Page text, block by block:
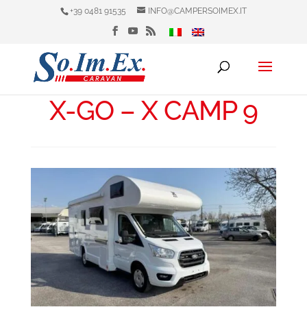
+39 0481 91535 INFO@CAMPERSOIMEX.IT
X-GO – X CAMP 9